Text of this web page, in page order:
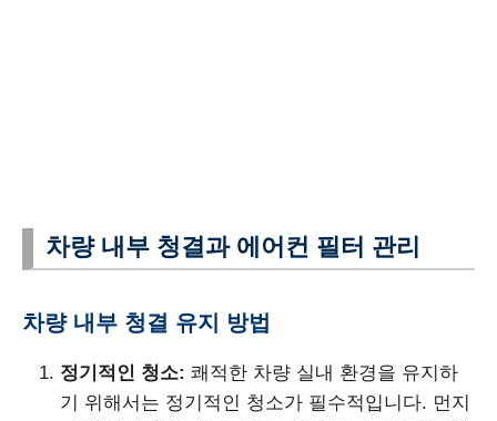
차량 내부 청결과 에어컨 필터 관리
차량 내부 청결 유지 방법
정기적인 청소: 쾌적한 차량 실내 환경을 유지하
기 위해서는 정기적인 청소가 필수적입니다. 먼지